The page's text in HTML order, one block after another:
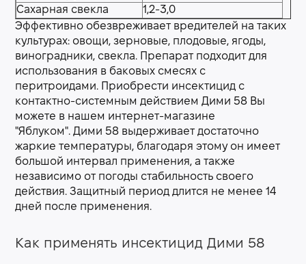
Сахарная свекла
1,2-3,0
Эффективно обезвреживает вредителей на таких
культурах: овощи, зерновые, плодовые, ягоды,
виноградники, свекла. Препарат подходит для
использования в баковых смесях с
перитроидами. Приобрести инсектицид с
контактно-системным действием Дими 58 Вы
можете в нашем интернет-магазине
"Яблуком". Дими 58 выдерживает достаточно
жаркие температуры, благодаря этому он имеет
большой интервал применения, а также
независимо от погоды стабильность своего
действия. Защитный период длится не менее 14
дней после применения.
Как применять инсектицид Дими 58